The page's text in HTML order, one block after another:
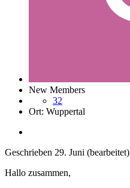
New Members
32
Ort: Wuppertal
Geschrieben 29. Juni (bearbeitet)
Hallo zusammen,